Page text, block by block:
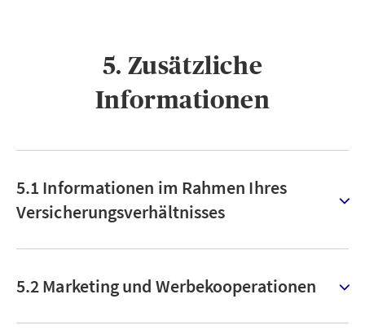
5. Zusätzliche
Informationen
5.1 Informationen im Rahmen Ihres
Versicherungsverhältnisses
5.2 Marketing und Werbekooperationen